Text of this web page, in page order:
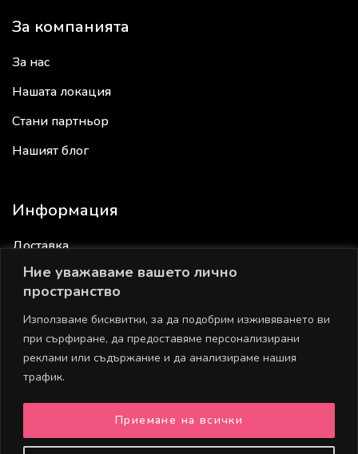
Ние уважаваме вашето лично
пространство
Използваме бисквитки, за да подобрим изживяването ви
при сърфиране, да предоставяме персонализирани
реклами или съдържание и да анализираме нашия
трафик.
Приемане на всички
За компанията
За нас
Нашата локация
Стани партньор
Нашият блог
Информация
Доставка
Връщане
Политика за поверителност
Политика за бисквитки
Полезни връзки